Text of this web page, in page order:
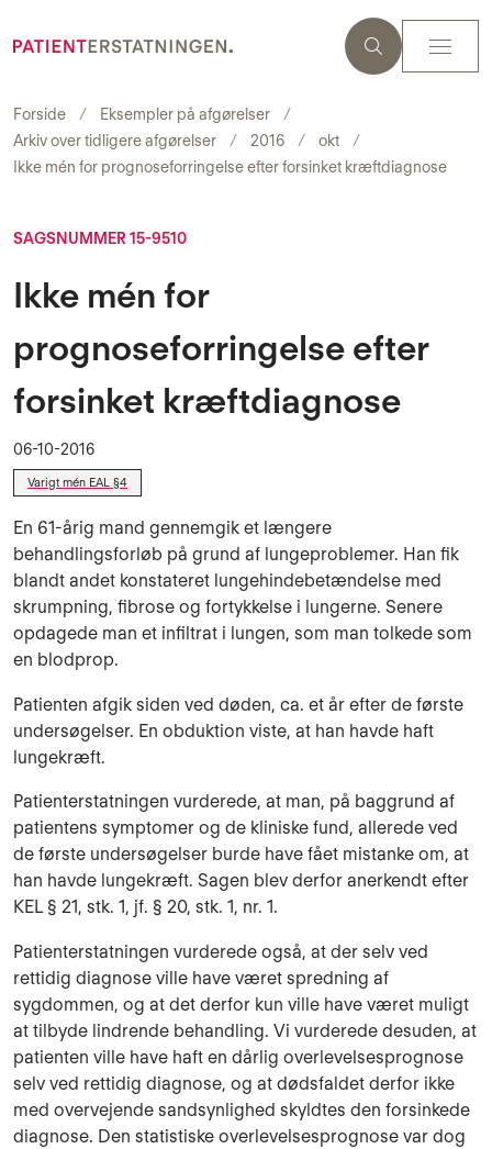
Forside
Eksempler på afgørelser
Arkiv over tidligere afgørelser
2016
okt
Ikke mén for prognoseforringelse efter forsinket kræftdiagnose
SAGSNUMMER 15-9510
Ikke mén for
prognoseforringelse efter
forsinket kræftdiagnose
06-10-2016
Varigt mén EAL §4
En 61-årig mand gennemgik et længere
behandlingsforløb på grund af lungeproblemer. Han fik
blandt andet konstateret lungehindebetændelse med
skrumpning, fibrose og fortykkelse i lungerne. Senere
opdagede man et infiltrat i lungen, som man tolkede som
en blodprop.
Patienten afgik siden ved døden, ca. et år efter de første
undersøgelser. En obduktion viste, at han havde haft
lungekræft.
Patienterstatningen vurderede, at man, på baggrund af
patientens symptomer og de kliniske fund, allerede ved
de første undersøgelser burde have fået mistanke om, at
han havde lungekræft. Sagen blev derfor anerkendt efter
KEL § 21, stk. 1, jf. § 20, stk. 1, nr. 1.
Patienterstatningen vurderede også, at der selv ved
rettidig diagnose ville have været spredning af
sygdommen, og at det derfor kun ville have været muligt
at tilbyde lindrende behandling. Vi vurderede desuden, at
patienten ville have haft en dårlig overlevelsesprognose
selv ved rettidig diagnose, og at dødsfaldet derfor ikke
med overvejende sandsynlighed skyldtes den forsinkede
diagnose. Den statistiske overlevelsesprognose var dog